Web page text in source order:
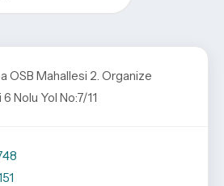
OSB Mahallesi 2. Organize
Nolu Yol No:7/11